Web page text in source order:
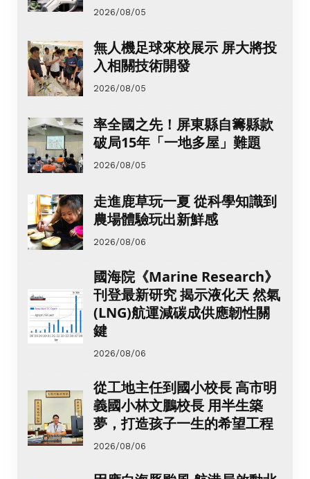
2026/08/05
無人機足球來校展示 屏大將投
入相關技術開發
2026/08/05
率全國之先！屏東縣自籌縣款
破局15年「一地多屋」難題
2026/08/05
走進鹿草玩一夏 從科學知識到
農場體驗玩出新鮮感
2026/08/06
國海院《Marine Research》
刊登最新研究 揭示液化天 然氣
(LNG)航運減碳成供應韌性關
鍵
2026/08/06
從工地主任到國小校長 高市明
義國小林文鵬校長 用半生築
夢，打造孩子一生的希望工程
2026/08/06